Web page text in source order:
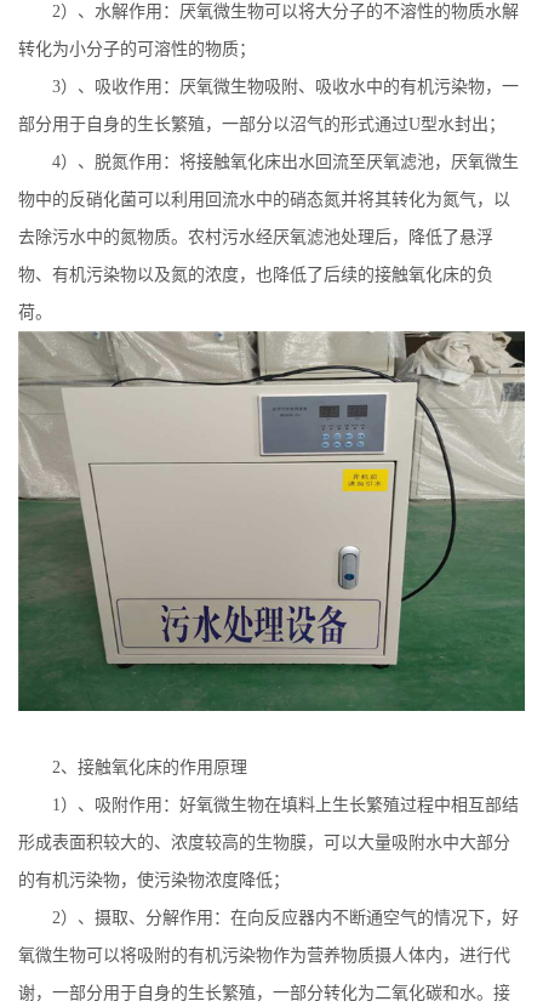
2）、水解作用：厌氧微生物可以将大分子的不溶性的物质水解
转化为小分子的可溶性的物质；
3）、吸收作用：厌氧微生物吸附、吸收水中的有机污染物，一
部分用于自身的生长繁殖，一部分以沼气的形式通过U型水封出；
4）、脱氮作用：将接触氧化床出水回流至厌氧滤池，厌氧微生
物中的反硝化菌可以利用回流水中的硝态氮并将其转化为氮气，以
去除污水中的氮物质。农村污水经厌氧滤池处理后，降低了悬浮
物、有机污染物以及氮的浓度，也降低了后续的接触氧化床的负
荷。
2、接触氧化床的作用原理
1）、吸附作用：好氧微生物在填料上生长繁殖过程中相互部结
形成表面积较大的、浓度较高的生物膜，可以大量吸附水中大部分
的有机污染物，使污染物浓度降低；
2）、摄取、分解作用：在向反应器内不断通空气的情况下，好
氧微生物可以将吸附的有机污染物作为营养物质摄人体内，进行代
谢，一部分用于自身的生长繁殖，一部分转化为二氧化碳和水。接